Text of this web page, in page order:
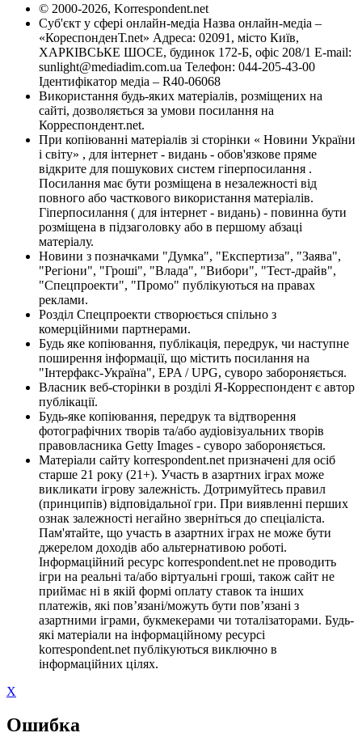
© 2000-2026, Korrespondent.net
Суб'єкт у сфері онлайн-медіа Назва онлайн-медіа –
«КореспонденТ.net» Адреса: 02091, місто Київ,
ХАРКІВСЬКЕ ШОСЕ, будинок 172-Б, офіс 208/1 E-mail:
sunlight@mediadim.com.ua Телефон: 044-205-43-00
Ідентифікатор медіа – R40-06068
Використання будь-яких матеріалів, розміщених на
сайті, дозволяється за умови посилання на
Корреспондент.net.
При копіюванні матеріалів зі сторінки « Новини України
і світу» , для інтернет - видань - обов'язкове пряме
відкрите для пошукових систем гіперпосилання .
Посилання має бути розміщена в незалежності від
повного або часткового використання матеріалів.
Гіперпосилання ( для інтернет - видань) - повинна бути
розміщена в підзаголовку або в першому абзаці
матеріалу.
Новини з позначками "Думка", "Експертиза", "Заява",
"Регіони", "Гроші", "Влада", "Вибори", "Тест-драйв",
"Спецпроекти", "Промо" публікуються на правах
реклами.
Розділ Спецпроекти створюється спільно з
комерційними партнерами.
Будь яке копіювання, публікація, передрук, чи наступне
поширення інформації, що містить посилання на
"Інтерфакс-Україна", EPA / UPG, суворо забороняється.
Власник веб-сторінки в розділі Я-Корреспондент є автор
публікації.
Будь-яке копіювання, передрук та відтворення
фотографічних творів та/або аудіовізуальних творів
правовласника Getty Images - суворо забороняється.
Матеріали сайту korrespondent.net призначені для осіб
старше 21 року (21+). Участь в азартних іграх може
викликати ігрову залежність. Дотримуйтесь правил
(принципів) відповідальної гри. При виявленні перших
ознак залежності негайно зверніться до спеціаліста.
Пам'ятайте, що участь в азартних іграх не може бути
джерелом доходів або альтернативою роботі.
Інформаційний ресурс korrespondent.net не проводить
ігри на реальні та/або віртуальні гроші, також сайт не
приймає ні в якій формі оплату ставок та інших
платежів, які пов’язані/можуть бути пов’язані з
азартними іграми, букмекерами чи тоталізаторами. Будь-
які матеріали на інформаційному ресурсі
korrespondent.net публікуються виключно в
інформаційних цілях.
X
Ошибка